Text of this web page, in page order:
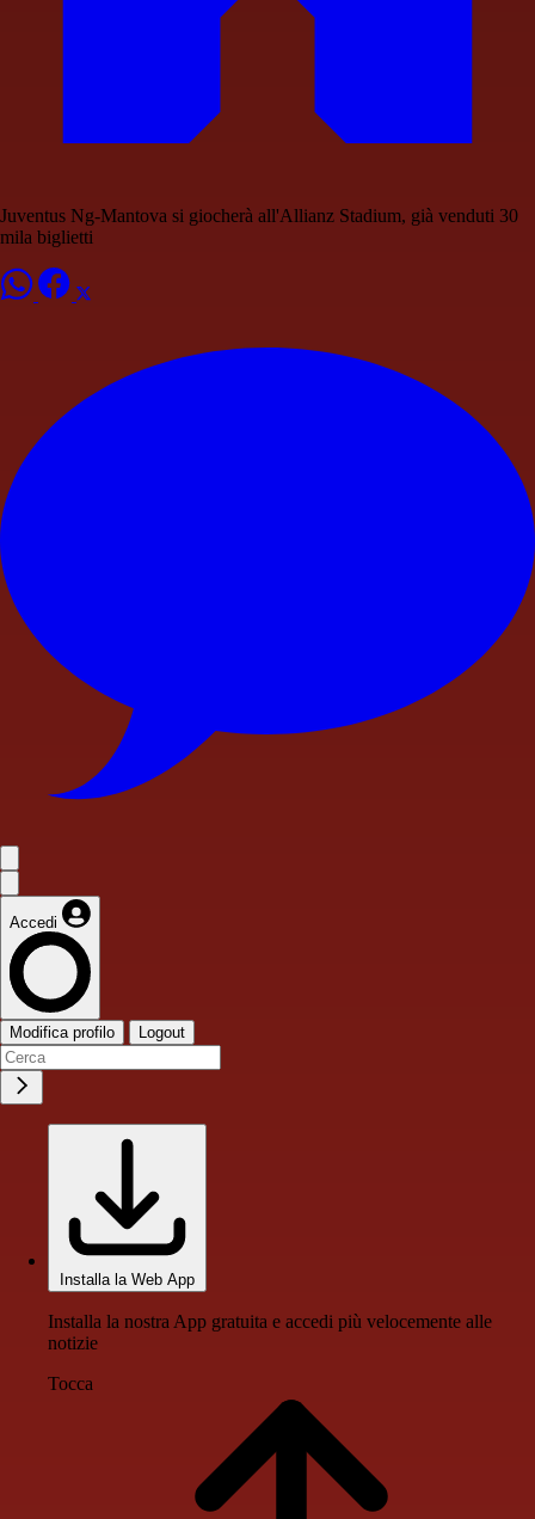
Juventus Ng-Mantova si giocherà all'Allianz Stadium, già venduti 30
mila biglietti
Accedi
Modifica profilo Logout
Installa la Web App
Installa la nostra App gratuita e accedi più velocemente alle
notizie
Tocca